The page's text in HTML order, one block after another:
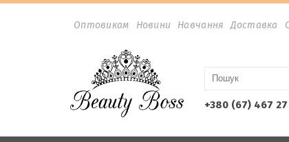
Оптовикам Новини Навчання Доставка
+380 (67) 467 27